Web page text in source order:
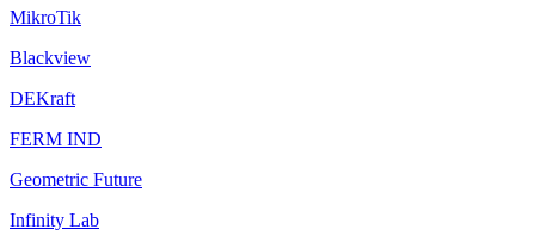
MikroTik
Blackview
DEKraft
FERM IND
Geometric Future
Infinity Lab